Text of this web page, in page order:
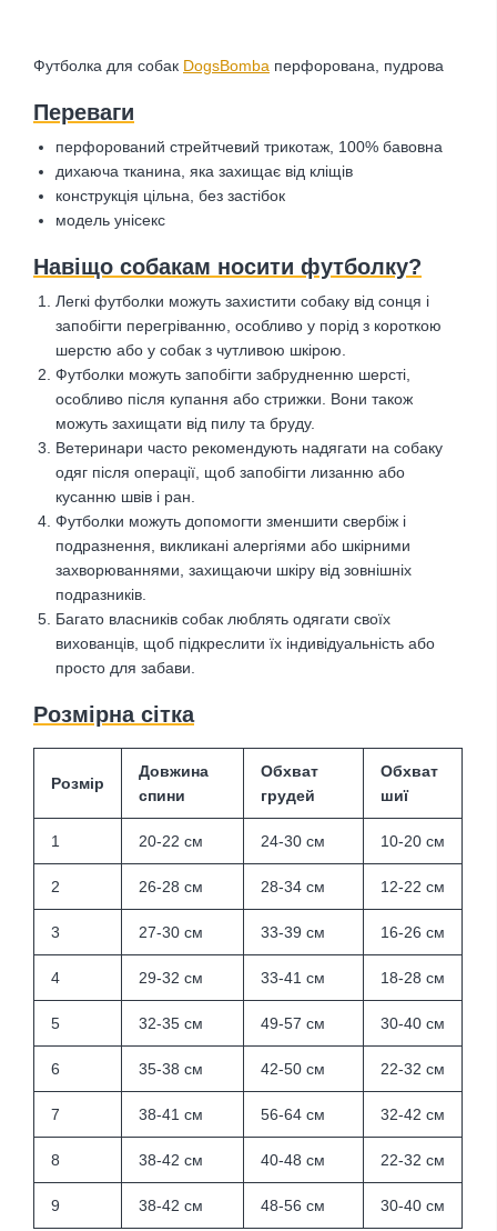
Футболка для собак DogsBomba перфорована, пудрова
Переваги
перфорований стрейтчевий трикотаж, 100% бавовна
дихаюча тканина, яка захищає від кліщів
конструкція цільна, без застібок
модель унісекс
Навіщо собакам носити футболку?
Легкі футболки можуть захистити собаку від сонця і
запобігти перегріванню, особливо у порід з короткою
шерстю або у собак з чутливою шкірою.
Футболки можуть запобігти забрудненню шерсті,
особливо після купання або стрижки. Вони також
можуть захищати від пилу та бруду.
Ветеринари часто рекомендують надягати на собаку
одяг після операції, щоб запобігти лизанню або
кусанню швів і ран.
Футболки можуть допомогти зменшити свербіж і
подразнення, викликані алергіями або шкірними
захворюваннями, захищаючи шкіру від зовнішніх
подразників.
Багато власників собак люблять одягати своїх
вихованців, щоб підкреслити їх індивідуальність або
просто для забави.
Розмірна сітка
Розмір
Довжина
спини
Обхват
грудей
Обхват
шиї
1 20-22 см 24-30 см 10-20 см
2 26-28 см 28-34 см 12-22 см
3 27-30 см 33-39 см 16-26 см
4 29-32 см 33-41 см 18-28 см
5 32-35 см 49-57 см 30-40 см
6 35-38 см 42-50 см 22-32 см
7 38-41 см 56-64 см 32-42 см
8 38-42 см 40-48 см 22-32 см
9 38-42 см 48-56 см 30-40 см